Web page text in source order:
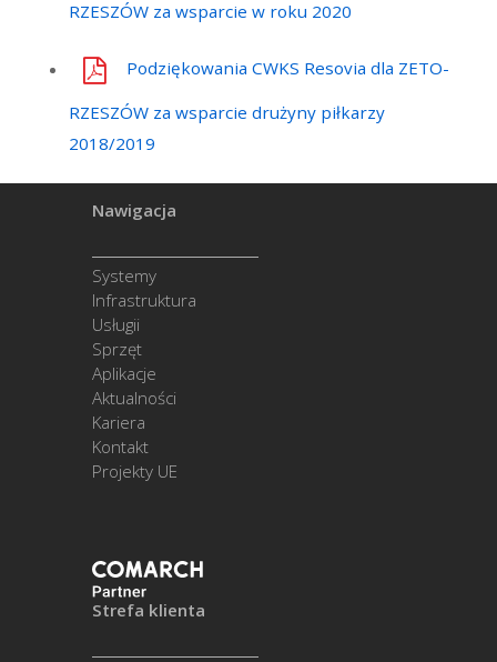
RZESZÓW za wsparcie w roku 2020
Podziękowania CWKS Resovia dla ZETO-
RZESZÓW za wsparcie drużyny piłkarzy
2018/2019
Nawigacja
Systemy
Infrastruktura
Usługii
Sprzęt
Aplikacje
Aktualności
Kariera
Kontakt
Projekty UE
Strefa klienta